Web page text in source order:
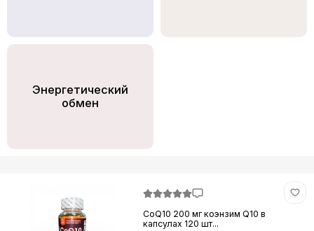
Энергетический
обмен
CoQ10 200 мг коэнзим Q10 в
капсулах 120 шт...